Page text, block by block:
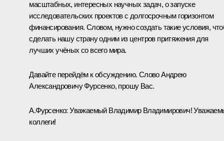
масштабных, интересных научных задач, о запуске
исследовательских проектов с долгосрочным горизонтом
финансирования. Словом, нужно создать такие условия,
сделать нашу страну одним из центров притяжения для
лучших учёных со всего мира.
Давайте перейдём к обсуждению. Слово Андрею
Александровичу Фурсенко, прошу Вас.
А.Фурсенко: Уважаемый Владимир Владимирович!
коллеги!